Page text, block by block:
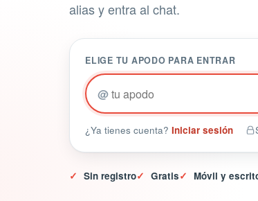
alias y entra al chat.
ELIGE TU APODO PARA ENTRAR
@
¿Ya tienes cuenta? Iniciar sesión
✓ Sin registro✓ Gratis✓ Móvil y